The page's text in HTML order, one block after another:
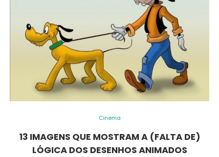
Cinema
13 IMAGENS QUE MOSTRAM A (FALTA DE)
LÓGICA DOS DESENHOS ANIMADOS